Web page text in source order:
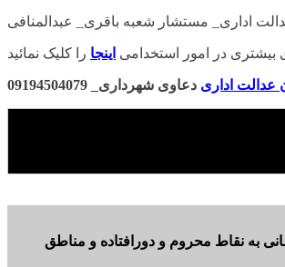
بیشتری در امور استخدامی اینجا
عدالت اداری دعاوی شهرداری_ 09194504079
به نقاط محروم و دورافتاده و مناطق